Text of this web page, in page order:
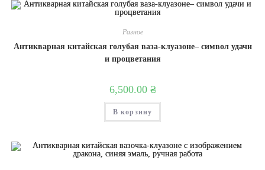
Разное
Антикварная китайская голубая ваза-клуазоне– символ удачи
и процветания
6,500.00 ₴
В корзину